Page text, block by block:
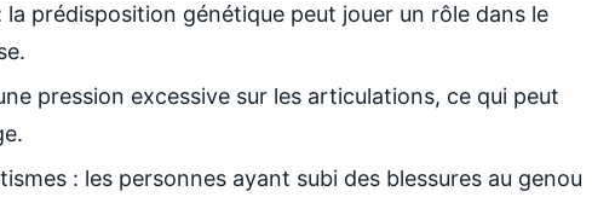
prédisposition génétique peut jouer un rôle dans le
pression excessive sur les articulations, ce qui peut
: les personnes ayant subi des blessures au genou